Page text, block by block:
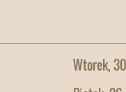
Wtorek,